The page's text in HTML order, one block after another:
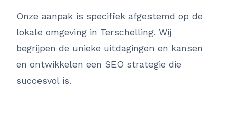
Onze aanpak is specifiek afgestemd op de
lokale omgeving in Terschelling. Wij
begrijpen de unieke uitdagingen en kansen
en ontwikkelen een SEO strategie die
succesvol is.